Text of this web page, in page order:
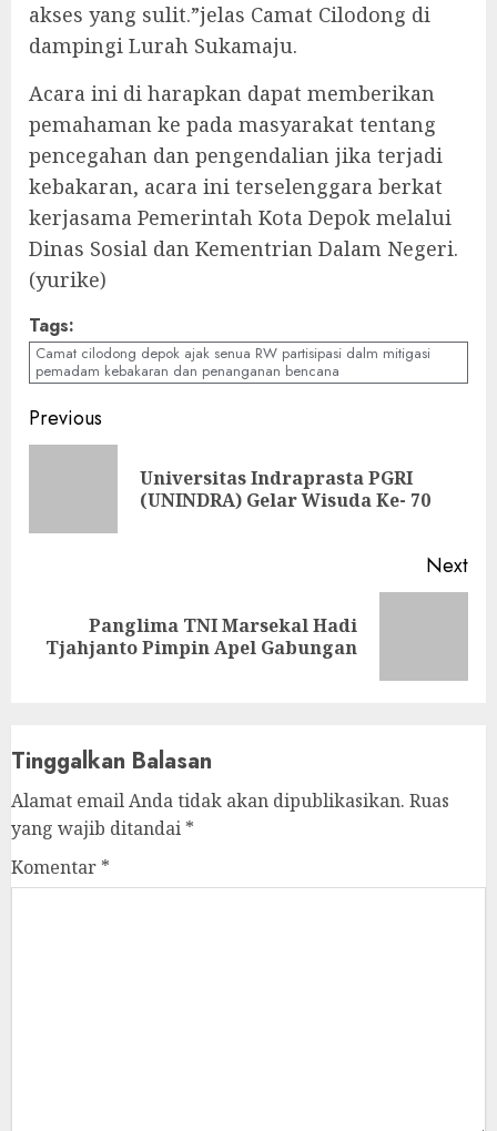
akses yang sulit.”jelas Camat Cilodong di
dampingi Lurah Sukamaju.
Acara ini di harapkan dapat memberikan
pemahaman ke pada masyarakat tentang
pencegahan dan pengendalian jika terjadi
kebakaran, acara ini terselenggara berkat
kerjasama Pemerintah Kota Depok melalui
Dinas Sosial dan Kementrian Dalam Negeri.
(yurike)
Tags:
Camat cilodong depok ajak senua RW partisipasi dalm mitigasi
pemadam kebakaran dan penanganan bencana
Continue
Reading
Previous
Universitas Indraprasta PGRI
(UNINDRA) Gelar Wisuda Ke- 70
Next
post:
Panglima TNI Marsekal Hadi
Tjahjanto Pimpin Apel Gabungan
Tinggalkan Balasan
Alamat email Anda tidak akan dipublikasikan. Ruas
yang wajib ditandai *
Komentar *